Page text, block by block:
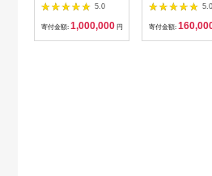
【1360365】
5.0
寄付金額: 1,000,000 円
ケット 券 宿泊 旅
5.0
寄付金額: